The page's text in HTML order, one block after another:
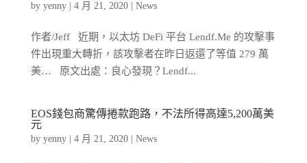
by yenny| 4 月 21, 2020| News
作者/Jeff 近期，以太坊 DeFi 平台 Lendf.Me 的攻擊事
件出現重大轉折，該攻擊者在昨日返還了等值 279 萬
美… 原文出處：良心發現？Lendf...
EOS錢包商驚傳捲款跑路，不法所得高達5,200萬美
元
by yenny| 4 月 21, 2020| News